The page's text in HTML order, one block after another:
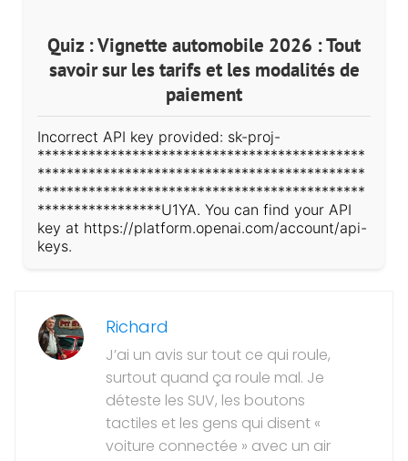
Quiz : Vignette automobile 2026 : Tout
savoir sur les tarifs et les modalités de
paiement
Incorrect API key provided: sk-proj-
*********************************************
*********************************************
*********************************************
*****************U1YA. You can find your API
key at https://platform.openai.com/account/api-
keys.
Richard
J’ai un avis sur tout ce qui roule,
surtout quand ça roule mal. Je
déteste les SUV, les boutons
tactiles et les gens qui disent «
voiture connectée » avec un air